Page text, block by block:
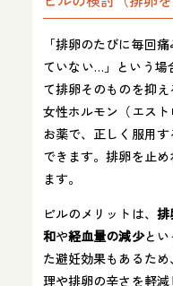
「排卵のたびに毎回
ていない…」という場
て排卵そのものを抑
女性ホルモン（エス
お薬で、正しく服用
できます。排卵を止
ます。
ピルのメリットは、 排
和や経血量の減少とい
た避妊効果もあるた
理や排卵の辛さを軽